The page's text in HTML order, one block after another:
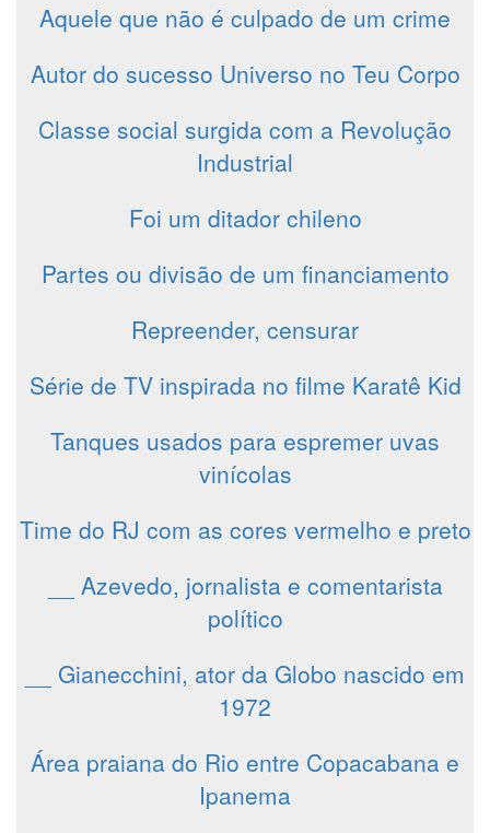
Aquele que não é culpado de um crime
Autor do sucesso Universo no Teu Corpo
Classe social surgida com a Revolução
Industrial
Foi um ditador chileno
Partes ou divisão de um financiamento
Repreender, censurar
Série de TV inspirada no filme Karatê Kid
Tanques usados para espremer uvas
vinícolas
Time do RJ com as cores vermelho e preto
__ Azevedo, jornalista e comentarista
político
__ Gianecchini, ator da Globo nascido em
1972
Área praiana do Rio entre Copacabana e
Ipanema